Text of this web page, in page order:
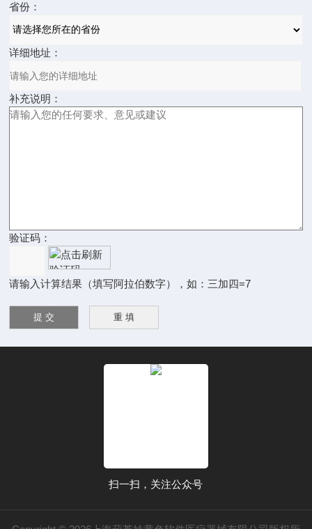
省份：
详细地址：
补充说明：
验证码：
请输入计算结果（填写阿拉伯数字），如：三加四=7
扫一扫，关注公众号